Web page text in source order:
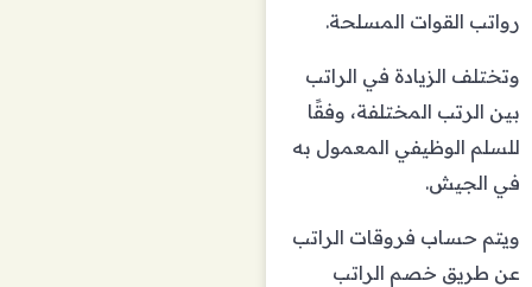
رواتب القوات المسلحة.
وتختلف الزيادة في الراتب
بين الرتب المختلفة، وفقًا
للسلم الوظيفي المعمول به
في الجيش.
ويتم حساب فروقات الراتب
عن طريق خصم الراتب